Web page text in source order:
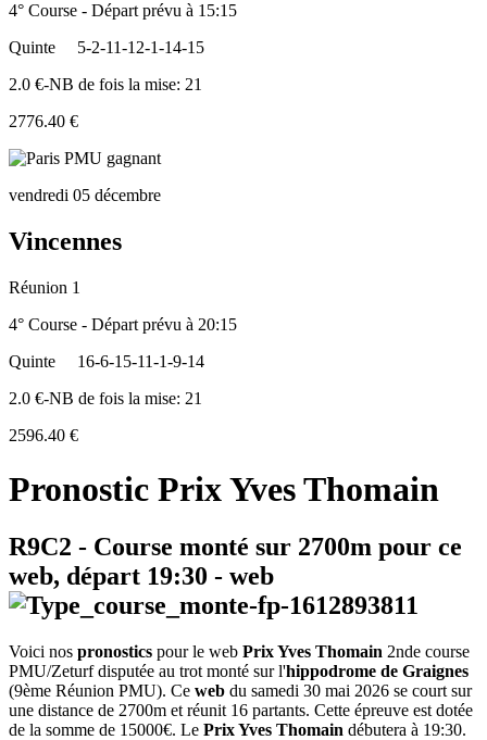
4° Course - Départ prévu à 15:15
Quinte
5-2-11-12-1-14-15
2.0 €-NB de fois la mise: 21
2776.40 €
vendredi 05 décembre
Vincennes
Réunion 1
4° Course - Départ prévu à 20:15
Quinte
16-6-15-11-1-9-14
2.0 €-NB de fois la mise: 21
2596.40 €
Pronostic Prix Yves Thomain
R9C2 - Course monté sur 2700m pour ce
web, départ 19:30 - web
Voici nos pronostics pour le web Prix Yves Thomain 2nde course
PMU/Zeturf disputée au trot monté sur l'hippodrome de Graignes
(9ème Réunion PMU). Ce web du samedi 30 mai 2026 se court sur
une distance de 2700m et réunit 16 partants. Cette épreuve est dotée
de la somme de 15000€. Le Prix Yves Thomain débutera à 19:30.